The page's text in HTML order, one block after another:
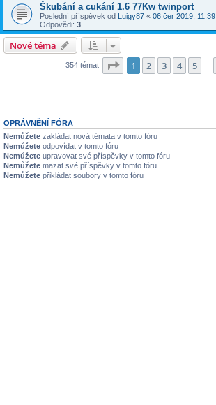
Škubání a cukání 1.6 77Kw twinport
Poslední příspěvek od Luigy87 « 06 čer 2019, 11:39
Odpovědi: 3
Nové téma
354 témat Stránka z 15
1 2 3 4 5
OPRÁVNĚNÍ FÓRA
Nemůžete zakládat nová témata v tomto fóru
Nemůžete odpovídat v tomto fóru
Nemůžete upravovat své příspěvky v tomto fóru
Nemůžete mazat své příspěvky v tomto fóru
Nemůžete přikládat soubory v tomto fóru